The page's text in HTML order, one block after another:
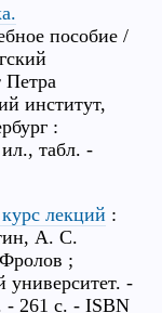
пособие /
Петра
институт,
:
табл. -
лекций :
А. С.
;
университет. -
261 с. - ISBN